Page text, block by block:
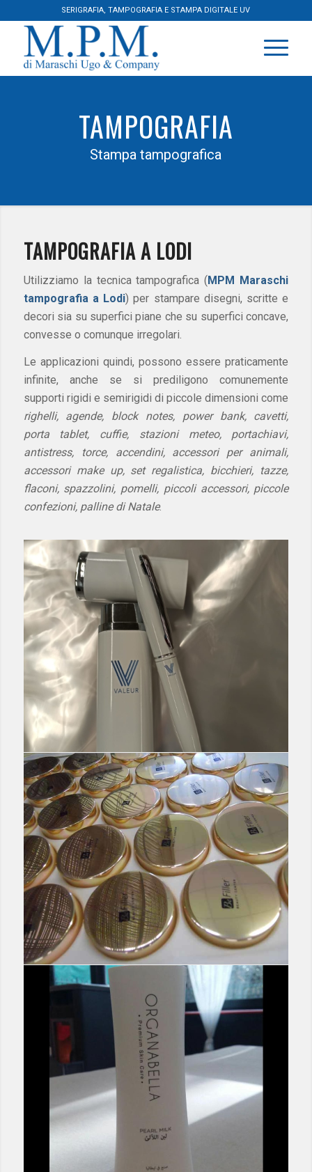
SERIGRAFIA, TAMPOGRAFIA E STAMPA DIGITALE UV
TAMPOGRAFIA
Stampa tampografica
TAMPOGRAFIA A LODI
Utilizziamo la tecnica tampografica (MPM Maraschi
tampografia a Lodi) per stampare disegni, scritte e
decori sia su superfici piane che su superfici concave,
convesse o comunque irregolari.
Le applicazioni quindi, possono essere praticamente
infinite, anche se si prediligono comunemente
supporti rigidi e semirigidi di piccole dimensioni come
righelli, agende, block notes, power bank, cavetti,
porta tablet, cuffie, stazioni meteo, portachiavi,
antistress, torce, accendini, accessori per animali,
accessori make up, set regalistica, bicchieri, tazze,
flaconi, spazzolini, pomelli, piccoli accessori, piccole
confezioni, palline di Natale.